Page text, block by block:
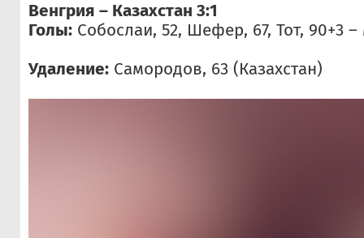
Венгрия – Казахстан 3:1
Голы: Собослаи, 52, Шефер, 67, Тот, 90+3
Удаление: Самородов, 63 (Казахстан)